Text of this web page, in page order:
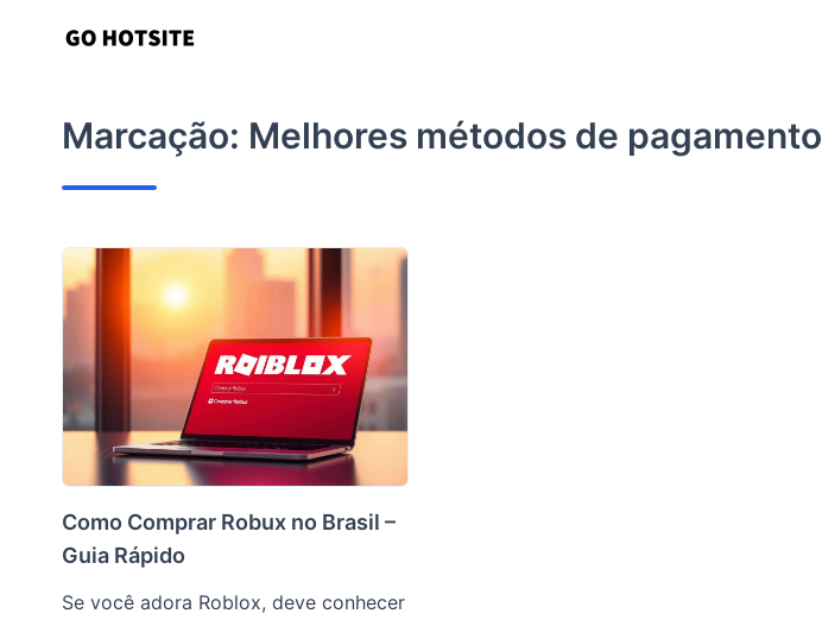
conteúdoMarcação: Melhores métodos de pagamento
Como Comprar Robux no Brasil –
Guia Rápido
Se você adora Roblox, deve conhecer